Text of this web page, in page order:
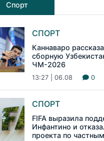
Спорт
СПОРТ
Каннаваро
сборную
ЧМ-2026
13:27 | 06.08 0
СПОРТ
FIFA выразила
Инфантино и
проекта по